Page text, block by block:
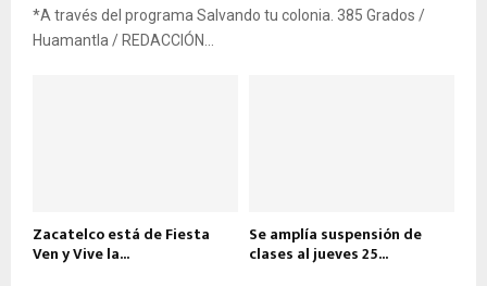
*A través del programa Salvando tu colonia. 385 Grados /
Huamantla / REDACCIÓN...
Zacatelco está de Fiesta
Ven y Vive la...
Se amplía suspensión de
clases al jueves 25...